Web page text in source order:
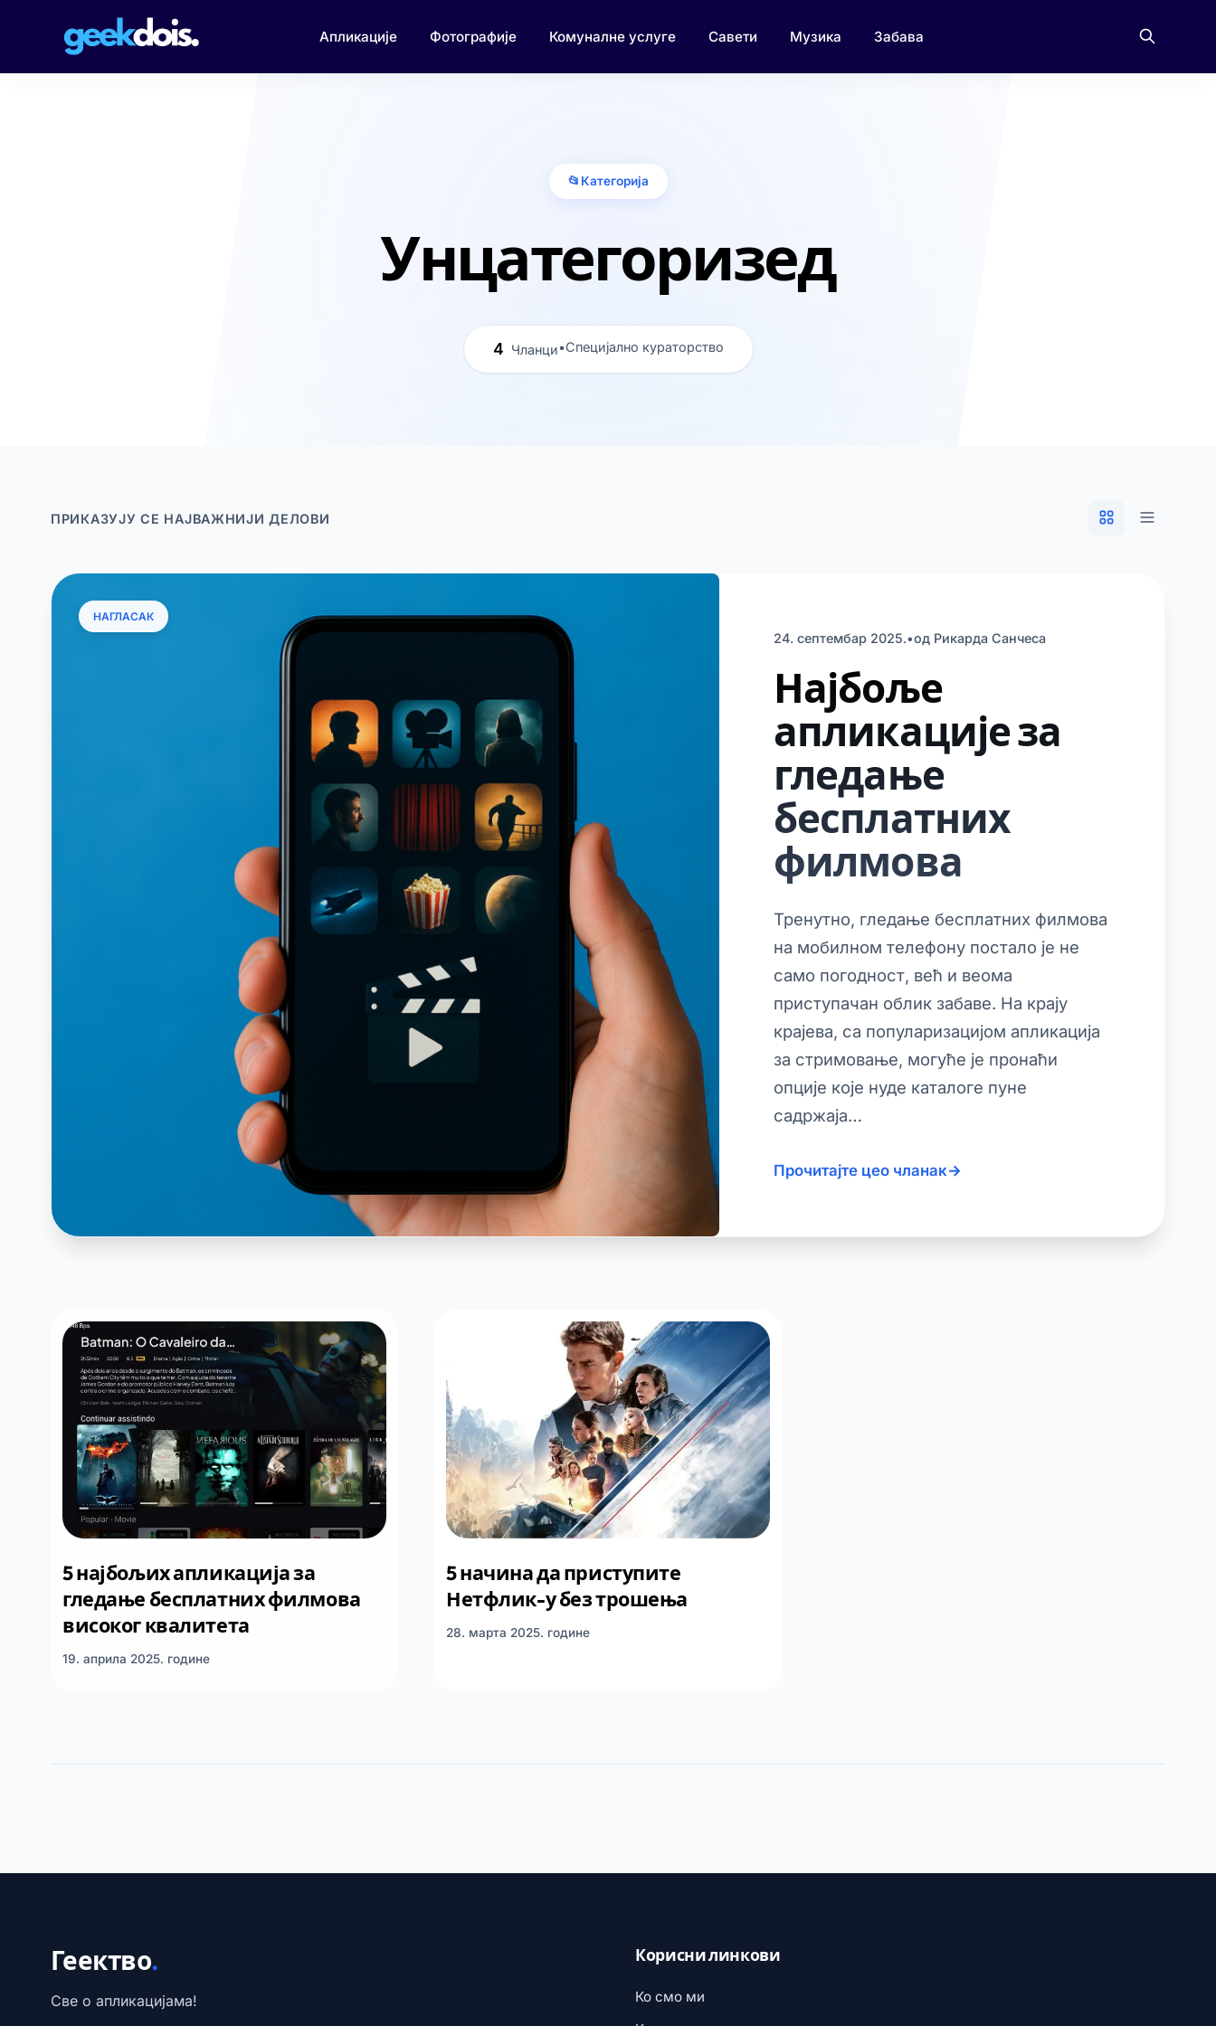
Апликације Фотографије Комуналне услуге Савети Музика Забава
📂 Категорија
Унцатегоризед
4 Чланци•Специјално кураторство
ПРИКАЗУЈУ СЕ НАЈВАЖНИЈИ ДЕЛОВИ
НАГЛАСАК
24. септембар 2025.•од Рикарда Санчеса
Најбоље
апликације за
гледање
бесплатних
филмова
Тренутно, гледање бесплатних филмова
на мобилном телефону постало је не
само погодност, већ и веома
приступачан облик забаве. На крају
крајева, са популаризацијом апликација
за стримовање, могуће је пронаћи
опције које нуде каталоге пуне
садржаја…
Прочитајте цео чланак→
5 најбољих апликација за
гледање бесплатних филмова
високог квалитета
19. априла 2025. године
5 начина да приступите
Нетфлик-у без трошења
28. марта 2025. године
Геектво.
Све о апликацијама!
Корисни линкови
Ко смо ми